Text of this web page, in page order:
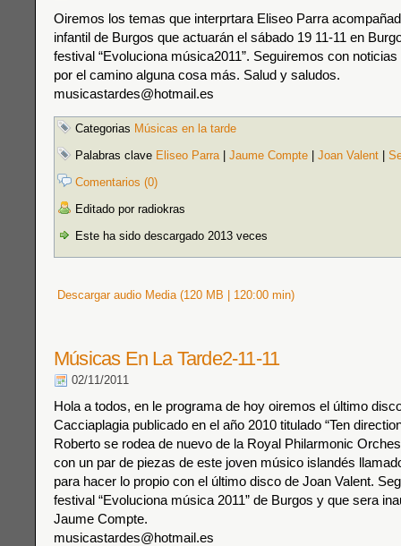
Oiremos los temas que interprtara Eliseo Parra
infantil de Burgos que actuarán el sábado 19 11-11 en
festival “Evoluciona música2011”. Seguiremos con
por el camino alguna cosa más. Salud y saludos.
musicastardes@hotmail.es
Categorias Músicas en la tarde
Palabras clave Eliseo Parra| Jaume Compte Joan Valent
Comentarios (0)
Editado por radiokras
Este ha sido descargado 2013 veces
Descargar audio Media (120 MB | 120:00 min)
Músicas En La Tarde2-11-11
02/11/2011
Hola a todos, en le programa de hoy oiremos el último
Cacciaplagia publicado en el año 2010 titulado “Ten
Roberto se rodea de nuevo de la Royal Philarmonic
con un par de piezas de este joven músico islandés
para hacer lo propio con el último disco de Joan Valent.
festival “Evoluciona música 2011” de Burgos y que sera
Jaume Compte.
musicastardes@hotmail.es